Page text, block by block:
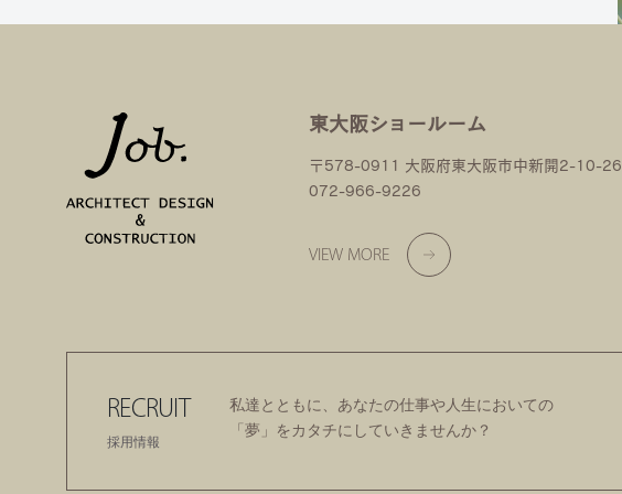
東大阪ショールーム
〒578-0911 大阪府東大阪市中新開2-10-26
072-966-9226
VIEW MORE
RECRUIT
採用情報
私達とともに、あなたの仕事や人生においての
「夢」をカタチにしていきませんか？